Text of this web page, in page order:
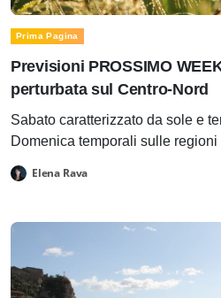
Prima Pagina
Previsioni PROSSIMO
perturbata sul Centro-Nord
Sabato caratterizzato da sole e
Domenica temporali sulle regioni
Elena Rava